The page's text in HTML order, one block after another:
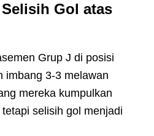
Gol atas
Grup J di posisi
imbang 3-3 melawan
mereka kumpulkan
selisih gol menjadi